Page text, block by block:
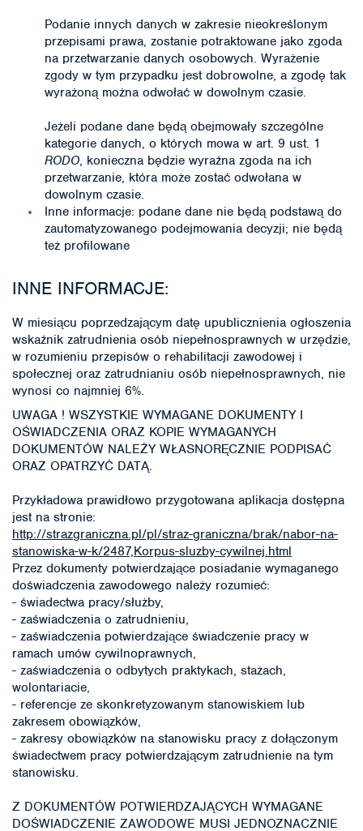
Podanie innych danych w zakresie nieokreślonym
przepisami prawa, zostanie potraktowane jako zgoda
na przetwarzanie danych osobowych. Wyrażenie
zgody w tym przypadku jest dobrowolne, a zgodę tak
wyrażoną można odwołać w dowolnym czasie.
Jeżeli podane dane będą obejmowały szczególne
kategorie danych, o których mowa w art. 9 ust. 1
RODO, konieczna będzie wyraźna zgoda na ich
przetwarzanie, która może zostać odwołana w
dowolnym czasie.
Inne informacje: podane dane nie będą podstawą do
zautomatyzowanego podejmowania decyzji; nie będą
też profilowane
INNE INFORMACJE:
W miesiącu poprzedzającym datę upublicznienia ogłoszenia
wskaźnik zatrudnienia osób niepełnosprawnych w urzędzie,
w rozumieniu przepisów o rehabilitacji zawodowej i
społecznej oraz zatrudnianiu osób niepełnosprawnych, nie
wynosi co najmniej 6%.
UWAGA ! WSZYSTKIE WYMAGANE DOKUMENTY I
OŚWIADCZENIA ORAZ KOPIE WYMAGANYCH
DOKUMENTÓW NALEŻY WŁASNORĘCZNIE PODPISAĆ
ORAZ OPATRZYĆ DATĄ.
Przykładowa prawidłowo przygotowana aplikacja dostępna
jest na stronie:
http://strazgraniczna.pl/pl/straz-graniczna/brak/nabor-na-
stanowiska-w-k/2487,Korpus-sluzby-cywilnej.html
Przez dokumenty potwierdzające posiadanie wymaganego
doświadczenia zawodowego należy rozumieć:
- świadectwa pracy/służby,
- zaświadczenia o zatrudnieniu,
- zaświadczenia potwierdzające świadczenie pracy w
ramach umów cywilnoprawnych,
- zaświadczenia o odbytych praktykach, stażach,
wolontariacie,
- referencje ze skonkretyzowanym stanowiskiem lub
zakresem obowiązków,
- zakresy obowiązków na stanowisku pracy z dołączonym
świadectwem pracy potwierdzającym zatrudnienie na tym
stanowisku.
Z DOKUMENTÓW POTWIERDZAJĄCYCH WYMAGANE
DOŚWIADCZENIE ZAWODOWE MUSI JEDNOZNACZNIE